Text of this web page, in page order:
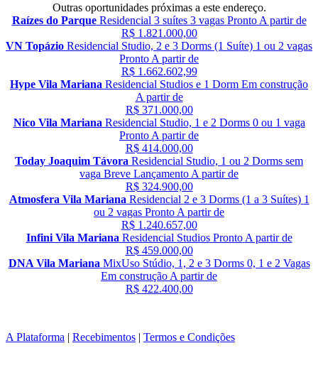
Outras oportunidades próximas a este endereço.
Raízes do Parque Residencial 3 suítes 3 vagas Pronto A partir de
R$ 1.821.000,00
VN Topázio Residencial Studio, 2 e 3 Dorms (1 Suíte) 1 ou 2 vagas
Pronto A partir de
R$ 1.662.602,99
Hype Vila Mariana Residencial Studios e 1 Dorm Em construção
A partir de
R$ 371.000,00
Nico Vila Mariana Residencial Studio, 1 e 2 Dorms 0 ou 1 vaga
Pronto A partir de
R$ 414.000,00
Today Joaquim Távora Residencial Studio, 1 ou 2 Dorms sem
vaga Breve Lançamento A partir de
R$ 324.900,00
Atmosfera Vila Mariana Residencial 2 e 3 Dorms (1 a 3 Suítes) 1
ou 2 vagas Pronto A partir de
R$ 1.240.657,00
Infini Vila Mariana Residencial Studios Pronto A partir de
R$ 459.000,00
DNA Vila Mariana MixUso Stúdio, 1, 2 e 3 Dorms 0, 1 e 2 Vagas
Em construção A partir de
R$ 422.400,00
A Plataforma | Recebimentos | Termos e Condições